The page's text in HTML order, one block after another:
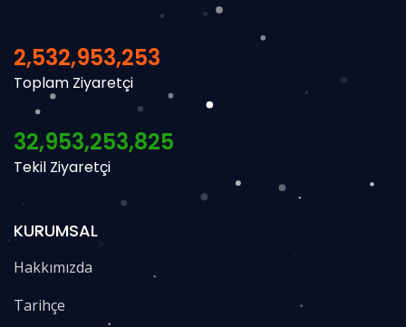
2,532,953,253
Toplam Ziyaretçi
32,953,253,825
Tekil Ziyaretçi
KURUMSAL
Hakkımızda
Tarihçe